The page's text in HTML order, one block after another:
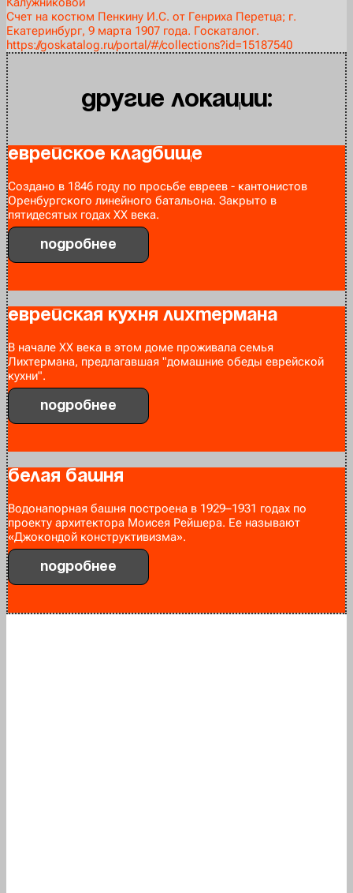
Счет на костюм Пенкину И.С. от Генриха Перетца; г.
Екатеринбург, 9 марта 1907 года. Госкаталог.
https://goskatalog.ru/portal/#/collections?id=15187540
Другие локации:
Еврейское кладбище
Создано в 1846 году по просьбе евреев - кантонистов
Оренбургского линейного батальона. Закрыто в
пятидесятых годах XX века.
Подробнее
Еврейская кухня Лихтермана
В начале ХХ века в этом доме проживала семья
Лихтермана, предлагавшая "домашние обеды еврейской
кухни".
Подробнее
Белая башня
Водонапорная башня построена в 1929–1931 годах по
проекту архитектора Моисея Рейшера. Ее называют
«Джокондой конструктивизма».
Подробнее